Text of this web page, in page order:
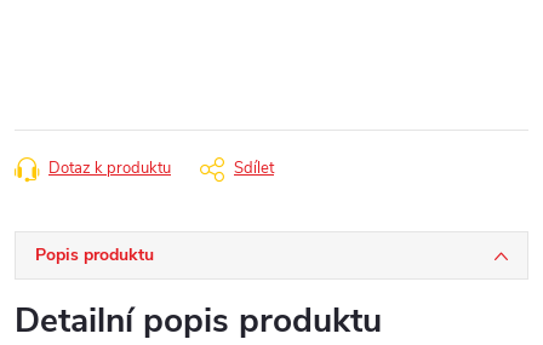
Dotaz k produktu Sdílet
Popis produktu
Detailní popis produktu